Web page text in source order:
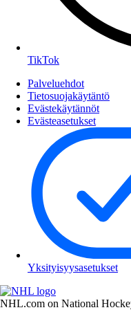
TikTok
Palveluehdot
Tietosuojakäytäntö
Evästekäytännöt
Evästeasetukset
Yksityisyysasetukset
NHL.com on National